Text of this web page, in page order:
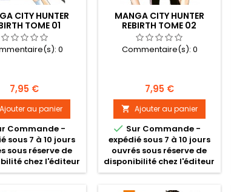
CITY HUNTER
TOME 01
0
Prix
7,95 €
Ajouter au panier
Commande -
sous 7 à 10 jours
sous réserve de
chez l'éditeur
MANGA CITY HUNTER
REBIRTH TOME 02
Commentaire(s):0
Prix
7,95 €
 Ajouter au panier
 Sur Commande -
expédié sous 7 à 10 jours
ouvrés sous réserve de
disponibilité chez l'éditeur